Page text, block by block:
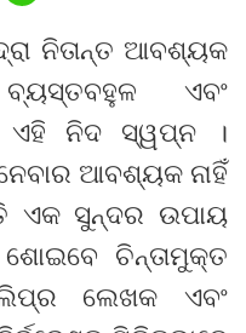
ନିତାନ୍ତ ଆବଶ୍ୟକ
ଏବଂ
ଏହି ନିଦ ସ୍ୱପ୍ନ ।
ଆବଶ୍ୟକ ନାହିଁ
ଏକ ସୁନ୍ଦର ଉପାୟ
ଚିନ୍ତାମୁକ୍ତ
ଲେଖକ ଏବଂ